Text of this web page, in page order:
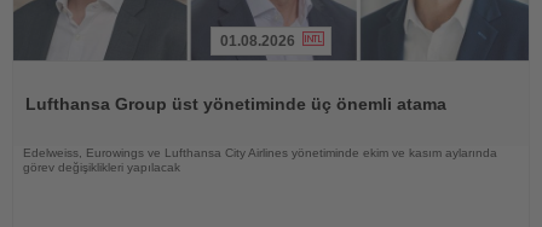
01.08.2026
Lufthansa Group üst yönetiminde üç önemli atama
Edelweiss, Eurowings ve Lufthansa City Airlines yönetiminde ekim ve kasım aylarında
görev değişiklikleri yapılacak